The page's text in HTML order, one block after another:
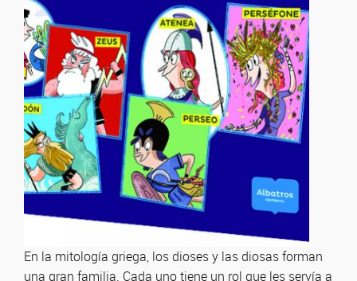
En la mitología griega, los dioses y las diosas forman
una gran familia. Cada uno tiene un rol que les servía a